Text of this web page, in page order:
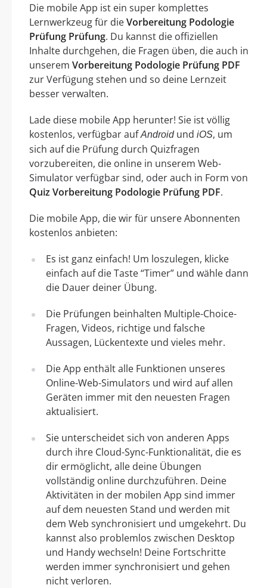
Die mobile App ist ein super komplettes
Lernwerkzeug für dieVorbereitung Podologie
Prüfung Prüfung. Du kannst die offiziellen
Inhalte durchgehen, die Fragen üben, die auch in
unserem Vorbereitung Podologie Prüfung PDF
zur Verfügung stehen und so deine Lernzeit
besser verwalten.
Lade diese mobile App herunter! Sie ist völlig
kostenlos, verfügbar aufAndroidund iOS, um
sich auf die Prüfung durch Quizfragen
vorzubereiten, die online in unserem Web-
Simulator verfügbar sind, oder auch in Form von
Quiz Vorbereitung Podologie Prüfung PDF.
Die mobile App, die wir für unsere Abonnenten
kostenlos anbieten:
Es ist ganz einfach! Um loszulegen, klicke
einfach auf die Taste “Timer” und wähle dann
die Dauer deiner Übung.
Die Prüfungen beinhalten Multiple-Choice-
Fragen, Videos, richtige und falsche
Aussagen, Lückentexte und vieles mehr.
Die App enthält alle Funktionen unseres
Online-Web-Simulators und wird auf allen
Geräten immer mit den neuesten Fragen
aktualisiert.
Sie unterscheidet sich von anderen Apps
durch ihre Cloud-Sync-Funktionalität, die es
dir ermöglicht, alle deine Übungen
vollständig online durchzuführen. Deine
Aktivitäten in der mobilen App sind immer
auf dem neuesten Stand und werden mit
dem Web synchronisiert und umgekehrt. Du
kannst also problemlos zwischen Desktop
und Handy wechseln! Deine Fortschritte
werden immer synchronisiert und gehen
nicht verloren.